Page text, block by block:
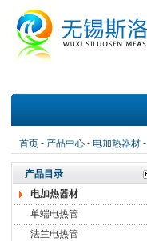
首页- 产品中心- 电加热器材-
产品目录
电加热器材
单端电热管
法兰电热管